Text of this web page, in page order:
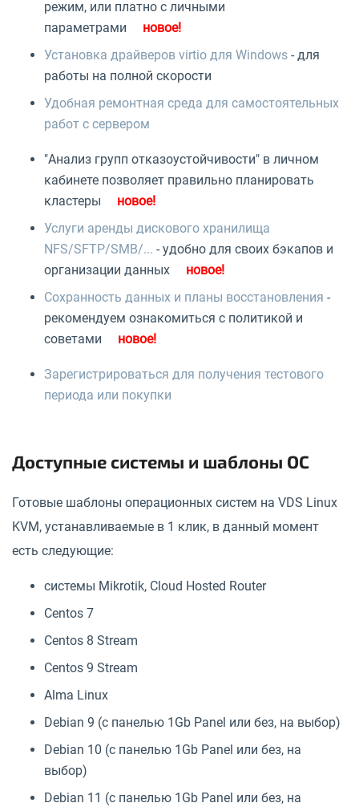
режим, или платно с личными
параметрами
Установка драйверов virtio для Windows - для
работы на полной скорости
Удобная ремонтная среда для самостоятельных
работ с сервером
"Анализ групп отказоустойчивости" в личном
кабинете позволяет правильно планировать
кластеры
Услуги аренды дискового хранилища
NFS/SFTP/SMB/... - удобно для своих бэкапов и
организации данных
Сохранность данных и планы восстановления -
рекомендуем ознакомиться с политикой и
советами
Зарегистрироваться для получения тестового
периода или покупки
Доступные системы и шаблоны ОС
Готовые шаблоны операционных систем на VDS Linux
KVM, устанавливаемые в 1 клик, в данный момент
есть следующие:
системы Mikrotik, Cloud Hosted Router
Centos 7
Centos 8 Stream
Centos 9 Stream
Alma Linux
Debian 9 (с панелью 1Gb Panel или без, на выбор)
Debian 10 (с панелью 1Gb Panel или без, на
выбор)
Debian 11 (с панелью 1Gb Panel или без, на